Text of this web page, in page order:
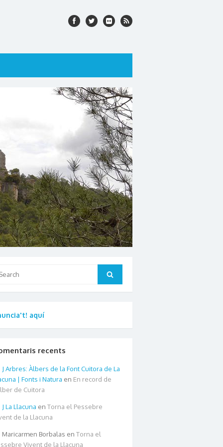
Search
aquí
recents
Arbres: Àlbers de la Font Cuitora de La
| Fonts i Natura en En record de
de Cuitora
La Llacuna en Torna el Pessebre
de la Llacuna
Maricarmen Borbalas en Torna el
Vivent de la Llacuna